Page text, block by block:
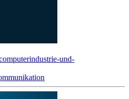
und-